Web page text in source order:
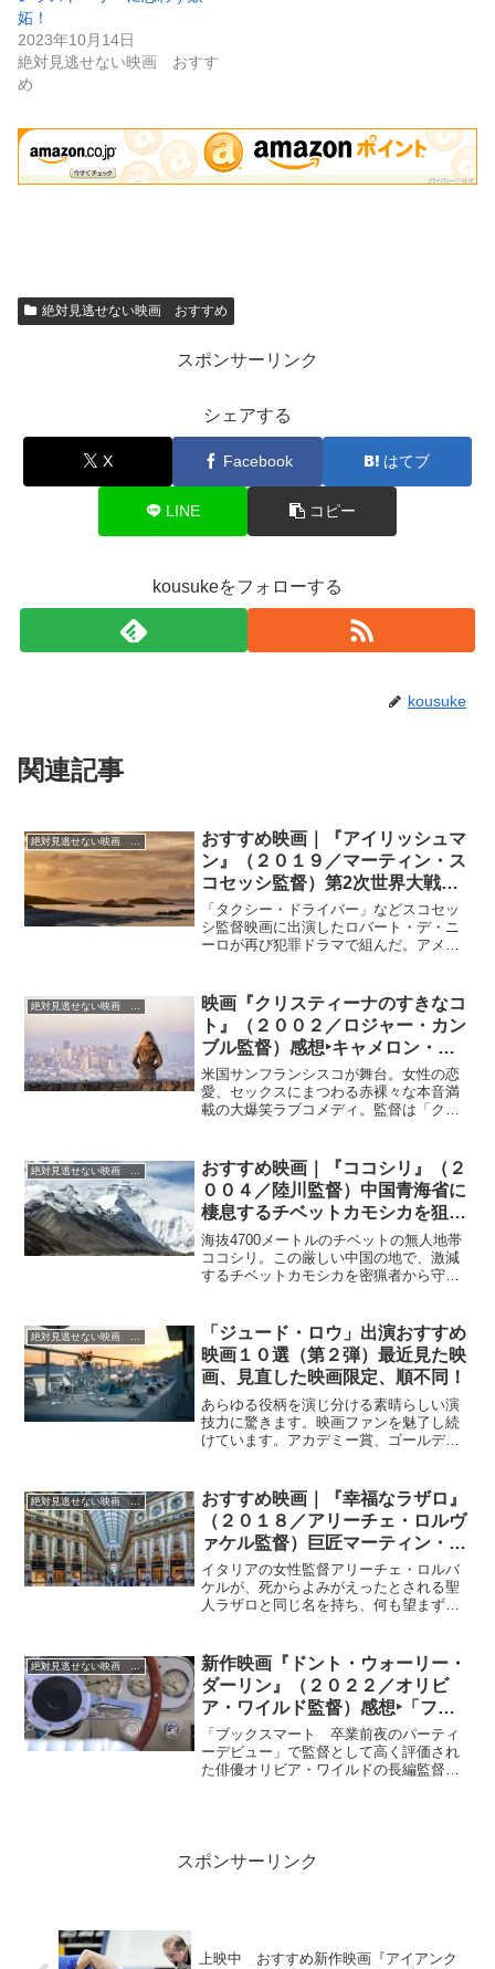
妬！
2023年10月14日
絶対見逃せない映画 おすす
め
絶対見逃せない映画 おすすめ
スポンサーリンク
シェアする
X Facebook はてブ
LINE コピー
kousukeをフォローする
kousuke
関連記事
おすすめ映画｜『アイリッシュマ
ン』（２０１９／マーティン・ス
コセッシ監督）第2次世界大戦後
のアメリカ裏社会を生きた無法者
たちの人生を描く
「タクシー・ドライバー」などスコセッ
シ監督映画に出演したロバート・デ・ニ
ーロが再び犯罪ドラマで組んだ。アメリ
闇を鋭く探る210分に及びマフィア世界の
長編映画。
絶対見逃せない映画 おすすめ
映画『クリスティーナのすきなコ
ト』（２００２／ロジャー・カン
ブル監督）感想‣キャメロン・デ
ィアス主演、女性の本音満載(?)
の大爆笑ラブコメディ！
米国サンフランシスコが舞台。女性の恋
愛、セックスにまつわる赤裸々な本音満
載の大爆笑ラブコメディ。監督は「クル
ン・ディアスのコメディエンヌぶりが圧
倒的な迫力で留まるところを知らな
い．．．
絶対見逃せない映画 おすすめ
おすすめ映画｜『ココシリ』（２
００４／陸川監督）中国青海省に
棲息するチベットカモシカを狙う
密猟者の取締り！
海抜4700メートルのチベットの無人地帯
ココシリ。この厳しい中国の地で、激減
するチベットカモシカを密猟者から守る
「ジュード・ロウ」出演おすすめ
映画１０選（第２弾）最近見た映
画、見直した映画限定、順不同！
あらゆる役柄を演じ分ける素晴らしい演
技力に驚きます。映画ファンを魅了し続
けています。アカデミー賞、ゴールデン
ことを期待したいものです。また、大変
な子沢山としてしられ、６人の子供に恵
まれているそうです。しかも長男２６歳
を筆頭にいずれも美男・美女揃いです。
絶対見逃せない映画 おすすめ
おすすめ映画｜『幸福なラザロ』
（２０１８／アリーチェ・ロルヴ
ァケル監督）巨匠マーティン・ス
コセッシ監督も絶賛した映画
イタリアの女性監督アリーチェ・ロルバ
ケルが、死からよみがえったとされる聖
人ラザロと同じ名を持ち、何も望まず、
マ。
絶対見逃せない映画 おすすめ
新作映画『ドント・ウォーリー・
ダーリン』（２０２２／オリビ
ア・ワイルド監督）感想‣「フロ
ーレンス・ピューの傑出した演技
と並外れた職人技のすべてが完璧
に表現されている」と、ベネチア
「ブックスマート 卒業前夜のパーティ
ーデビュー」で監督として高く評価され
た俳優オリビア・ワイルドの長編監督第2
スポンサーリンク
上映中 おすすめ新作映画『アイアンク